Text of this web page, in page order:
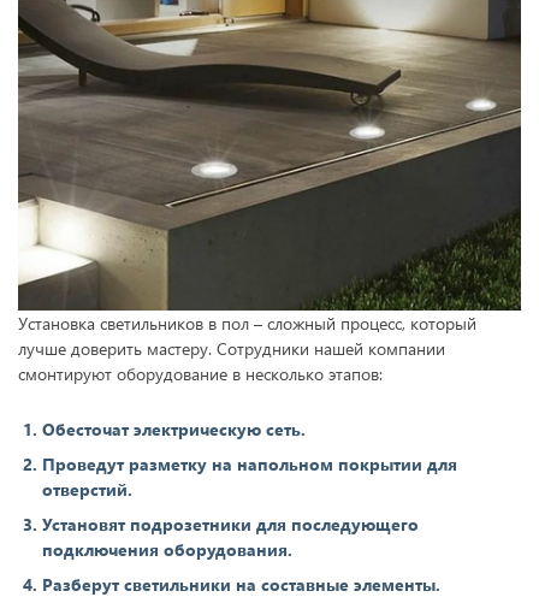
Установка светильников в пол – сложный процесс, который
лучше доверить мастеру. Сотрудники нашей компании
смонтируют оборудование в несколько этапов:
Обесточат электрическую сеть.
Проведут разметку на напольном покрытии для
отверстий.
Установят подрозетники для последующего
подключения оборудования.
Разберут светильники на составные элементы.